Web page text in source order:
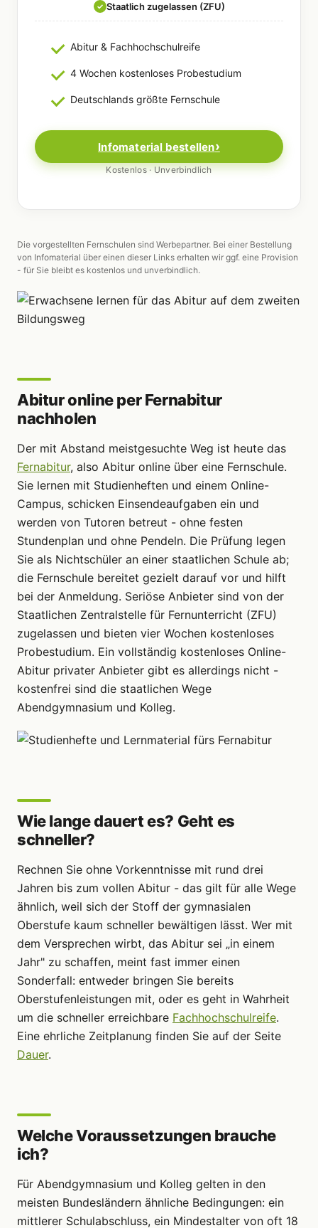
✓ Staatlich zugelassen (ZFU)
Abitur & Fachhochschulreife
4 Wochen kostenloses Probestudium
Deutschlands größte Fernschule
Infomaterial bestellen
Kostenlos · Unverbindlich
Die vorgestellten Fernschulen sind Werbepartner. Bei einer Bestellung
von Infomaterial über einen dieser Links erhalten wir ggf. eine Provision
- für Sie bleibt es kostenlos und unverbindlich.
Abitur online per Fernabitur
nachholen
Der mit Abstand meistgesuchte Weg ist heute das
Fernabitur, also Abitur online über eine Fernschule.
Sie lernen mit Studienheften und einem Online-
Campus, schicken Einsendeaufgaben ein und
werden von Tutoren betreut - ohne festen
Stundenplan und ohne Pendeln. Die Prüfung legen
Sie als Nichtschüler an einer staatlichen Schule ab;
die Fernschule bereitet gezielt darauf vor und hilft
bei der Anmeldung. Seriöse Anbieter sind von der
Staatlichen Zentralstelle für Fernunterricht (ZFU)
zugelassen und bieten vier Wochen kostenloses
Probestudium. Ein vollständig kostenloses Online-
Abitur privater Anbieter gibt es allerdings nicht -
kostenfrei sind die staatlichen Wege
Abendgymnasium und Kolleg.
Wie lange dauert es? Geht es
schneller?
Rechnen Sie ohne Vorkenntnisse mit rund drei
Jahren bis zum vollen Abitur - das gilt für alle Wege
ähnlich, weil sich der Stoff der gymnasialen
Oberstufe kaum schneller bewältigen lässt. Wer mit
dem Versprechen wirbt, das Abitur sei „in einem
Jahr" zu schaffen, meint fast immer einen
Sonderfall: entweder bringen Sie bereits
Oberstufenleistungen mit, oder es geht in Wahrheit
um die schneller erreichbare Fachhochschulreife.
Eine ehrliche Zeitplanung finden Sie auf der Seite
Dauer.
Welche Voraussetzungen brauche
ich?
Für Abendgymnasium und Kolleg gelten in den
meisten Bundesländern ähnliche Bedingungen: ein
mittlerer Schulabschluss, ein Mindestalter von oft 18